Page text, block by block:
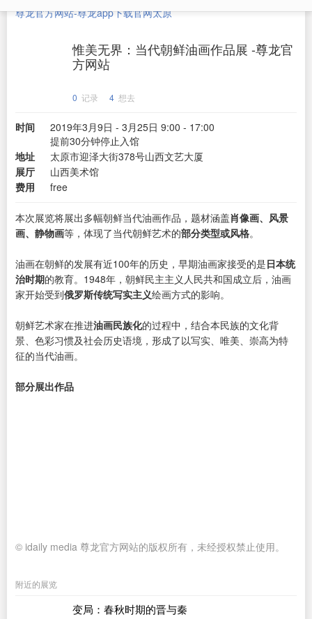
尊龙官方网站-尊龙app下载官网太原
惟美无界：当代朝鲜油画作品展 -尊龙官
方网站
0 记录 4 想去
时间
2019年3月9日 - 3月25日 9:00 - 17:00
提前30分钟停止入馆
地址
太原市迎泽大街378号山西文艺大厦
展厅
山西美术馆
费用
free
本次展览将展出多幅朝鲜当代油画作品，题材涵盖肖像画、风景
画、静物画等，体现了当代朝鲜艺术的部分类型或风格。
油画在朝鲜的发展有近100年的历史，早期油画家接受的是日本统
治时期的教育。1948年，朝鲜民主主义人民共和国成立后，油画
家开始受到俄罗斯传统写实主义绘画方式的影响。
朝鲜艺术家在推进油画民族化的过程中，结合本民族的文化背
景、色彩习惯及社会历史语境，形成了以写实、唯美、崇高为特
征的当代油画。
部分展出作品
© idaily media 尊龙官方网站的版权所有，未经授权禁止使用。
附近的展览
变局：春秋时期的晋与秦